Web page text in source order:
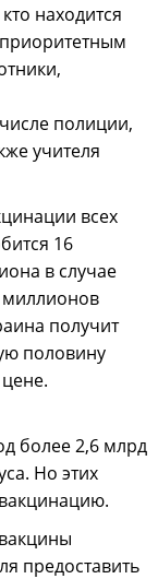
находится
полиции,
учителя
всех
16
в случае
миллионов
получит
половину
более 2,6 млрд
Но этих
предоставить